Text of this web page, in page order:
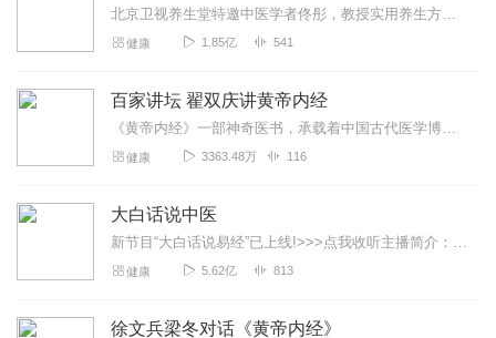
北京卫视养生堂特邀中医学者佟彤，教授实用养生方法。点击“订阅”，获取课程最新情况。更多养生资讯请关注公众号“健康新佟学”！【节目推荐】《佟彤：中医健康自测自理5...
健康 1.85亿 541
百家讲坛 翟双庆讲黄帝内经
《黄帝内经》一部神奇医书，承载着中国古代医学博大精深与辉煌，历经两千多年的沉淀，依旧闪耀着璀璨光芒，与西方医学相比，这部来自东方古国医学经典，在对人身认识上究竟...
健康 3363.48万 116
大白话说中医
新节目“大白话说易经”已上线!>>>点我收听主播简介：郭亚宁，毕业于陕西中医药大学，师承著名中医专家吴大真，是中医泰斗秦伯未的再传弟子。跟随陕西中医药大学中西...
健康 5.62亿 813
徐文兵梁冬对话《黄帝内经》